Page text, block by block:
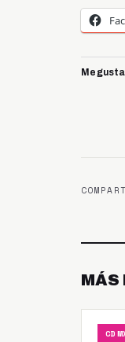
Me
MÁS